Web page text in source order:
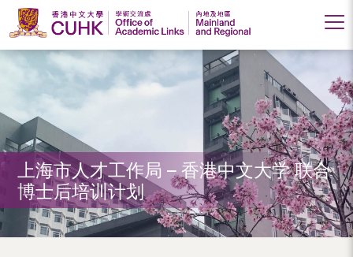
香
港
中
文
大
学
学
上海市人才工作局 – 香港中文大学 联合
博士后培训计划